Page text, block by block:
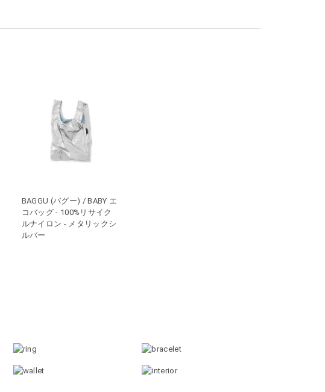
BAGGU (バグー) / BABY エ
コバッグ - 100%リサイク
ルナイロン - メタリックシ
ルバー